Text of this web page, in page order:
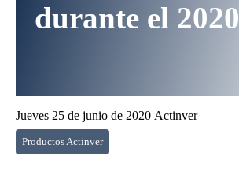
durante el 2020
Jueves 25 de junio de 2020 Actinver
Productos Actinver